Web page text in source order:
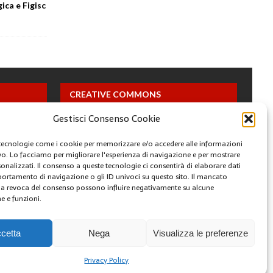
Gestisci Consenso Cookie
come i cookie per memorizzare e/o accedere alle informazioni
Lo facciamo per migliorare l'esperienza di navigazione e per mostrare
Il consenso a queste tecnologie ci consentirà di elaborare dati
di navigazione o gli ID univoci su questo sito. Il mancato
revoca del consenso possono influire negativamente su alcune
e funzioni.
Nega Visualizza le preferenze
Privacy Policy
e Figisc
CREATIVE COMMONS
Questa opera è concessa in licenza con i termini
ARCHIVI
FACEBOOK TWITTER INSTAGRAM